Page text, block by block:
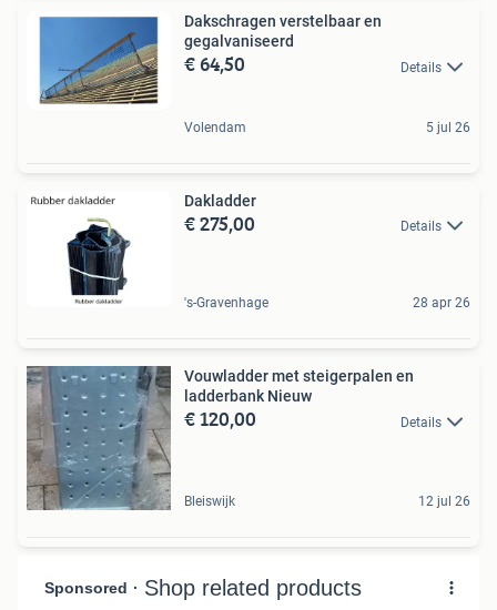
Dakschragen verstelbaar en
gegalvaniseerd
€ 64,50 Details
Volendam 5 jul 26
Dakladder
€ 275,00 Details
's-Gravenhage 28 apr 26
Vouwladder met steigerpalen en
ladderbank Nieuw
€ 120,00 Details
Bleiswijk 12 jul 26